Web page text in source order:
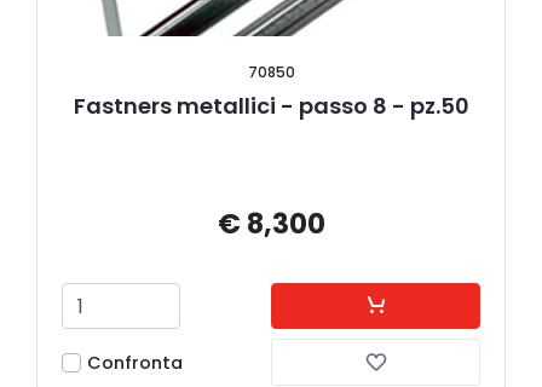
70850
Fastners metallici - passo 8 - pz.50
€ 8,300
Confronta